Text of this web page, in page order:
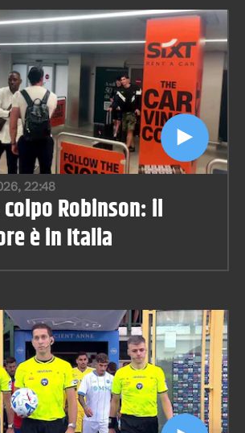
22:48
Robinson: il
è in Italia